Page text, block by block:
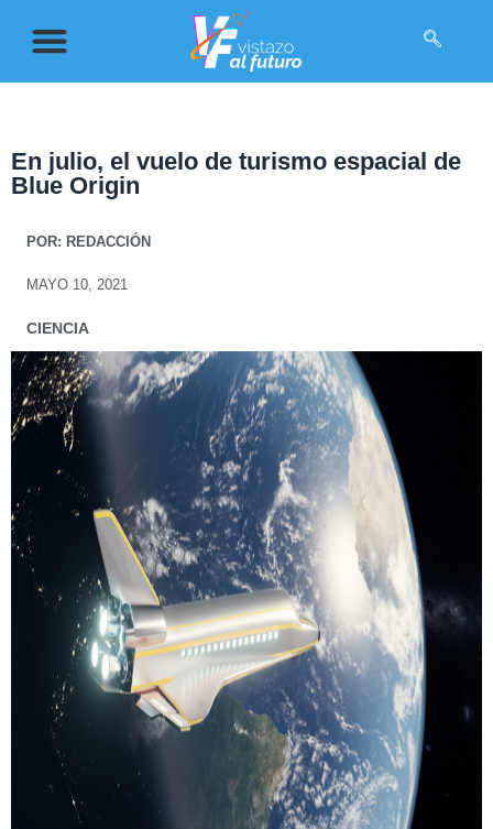
En julio, el vuelo de turismo espacial de
Blue Origin
POR: REDACCIÓN
MAYO 10, 2021
CIENCIA